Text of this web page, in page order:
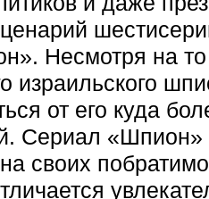
Несмотря на то
израильского
от его куда
Сериал «Шпион»
своих